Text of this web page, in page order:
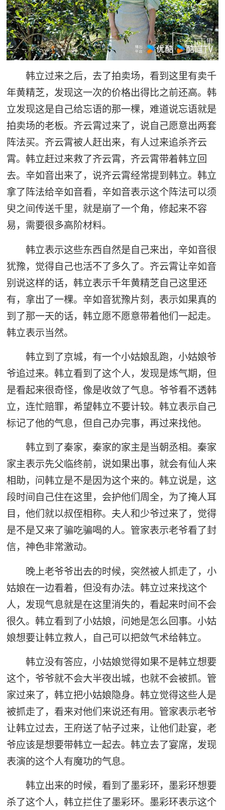
韩立过来之后，去了拍卖场，看到这里有卖千
年黄精芝，发现这一次的价格出得比之前还高。韩
立发现这是自己给忘语的那一棵，难道说忘语就是
拍卖场的老板。齐云霄过来了，说自己愿意出两套
阵法买。齐云霄被人赶出来，有人过来追杀齐云
霄。韩立赶过来救了齐云霄，齐云霄带着韩立回
去。辛如音出来了，说齐云霄经常提到韩立。韩立
拿了阵法给辛如音看，辛如音表示这个阵法可以须
臾之间传送千里，就是崩了一个角，修起来不容
易，需要很多高阶材料。
韩立表示这些东西自然是自己来出，辛如音很
犹豫，觉得自己也活不了多久了。齐云霄让辛如音
别说这样的话，韩立表示千年黄精芝自己这里还
有，拿出了一棵。辛如音犹豫片刻，表示如果真的
到了那一天的话，韩立愿不愿意带着他们一起走。
韩立表示当然。
韩立到了京城，有一个小姑娘乱跑，小姑娘爷
爷追过来。韩立看到了这个人，发现是炼气期，但
是看起来很奇怪，像是收敛了气息。爷爷看不透韩
立，连忙赔罪，希望韩立不要计较。韩立表示自己
标记了他的气息，但自己办完事，再过来找他。
韩立到了秦家，秦家的家主是当朝丞相。秦家
家主表示先父临终前，说如果出事，就会有仙人来
相助，问韩立是不是因为这个来的。韩立说是，这
段时间自己住在这里，会护他们周全，为了掩人耳
目，他们就以叔侄相称。夫人和少爷过来了，觉得
是不是又来了骗吃骗喝的人。管家表示老爷看了封
信，神色非常激动。
晚上老爷爷出去的时候，突然被人抓走了，小
姑娘在一边看着，但没有办法。韩立过来找这个
人，发现气息就是在这里消失的，看起来时间不会
很久。韩立看到了小姑娘，问她是怎么回事。小姑
娘想要让韩立救人，自己可以把敛气术给韩立。
韩立没有答应，小姑娘觉得如果不是韩立想要
这个，爷爷就不会大半夜出城，也就不会被抓。管
家过来了，韩立把小姑娘隐身。韩立觉得这些人是
被抓走了，看来对他们来说还有用。管家表示老爷
让韩立过去，王府送了帖子过来，让他们赴宴，老
爷应该是想要带韩立一起去。韩立去了宴席，发现
表演的这个人有魔功的气息。
韩立出来的时候，看到了墨彩环，墨彩环想要
杀了这个人，韩立拦住了墨彩环。墨彩环表示这个